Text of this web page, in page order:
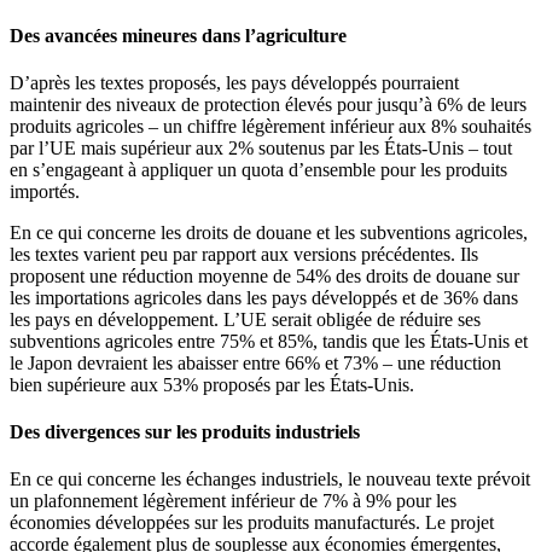
Des avancées mineures dans l’agriculture
D’après les textes proposés, les pays développés pourraient
maintenir des niveaux de protection élevés pour jusqu’à 6% de leurs
produits agricoles – un chiffre légèrement inférieur aux 8% souhaités
par l’UE mais supérieur aux 2% soutenus par les États-Unis – tout
en s’engageant à appliquer un quota d’ensemble pour les produits
importés.
En ce qui concerne les droits de douane et les subventions agricoles,
les textes varient peu par rapport aux versions précédentes. Ils
proposent une réduction moyenne de 54% des droits de douane sur
les importations agricoles dans les pays développés et de 36% dans
les pays en développement. L’UE serait obligée de réduire ses
subventions agricoles entre 75% et 85%, tandis que les États-Unis et
le Japon devraient les abaisser entre 66% et 73% – une réduction
bien supérieure aux 53% proposés par les États-Unis.
Des divergences sur les produits industriels
En ce qui concerne les échanges industriels, le nouveau texte prévoit
un plafonnement légèrement inférieur de 7% à 9% pour les
économies développées sur les produits manufacturés. Le projet
accorde également plus de souplesse aux économies émergentes,